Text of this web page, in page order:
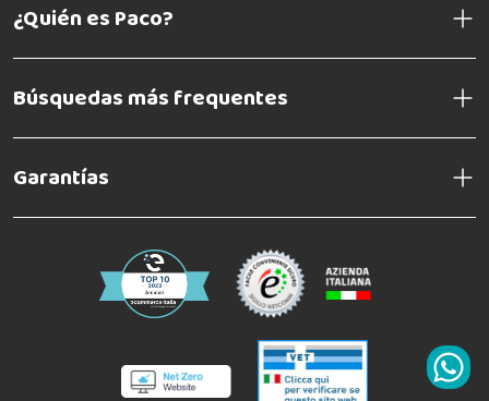
¿Quién es Paco?
Búsquedas más frequentes
Garantías